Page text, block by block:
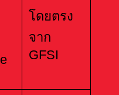
โดยตรง
จาก
GFSI